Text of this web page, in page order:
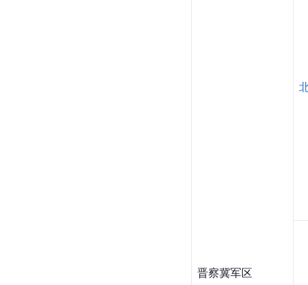
晋察冀军区